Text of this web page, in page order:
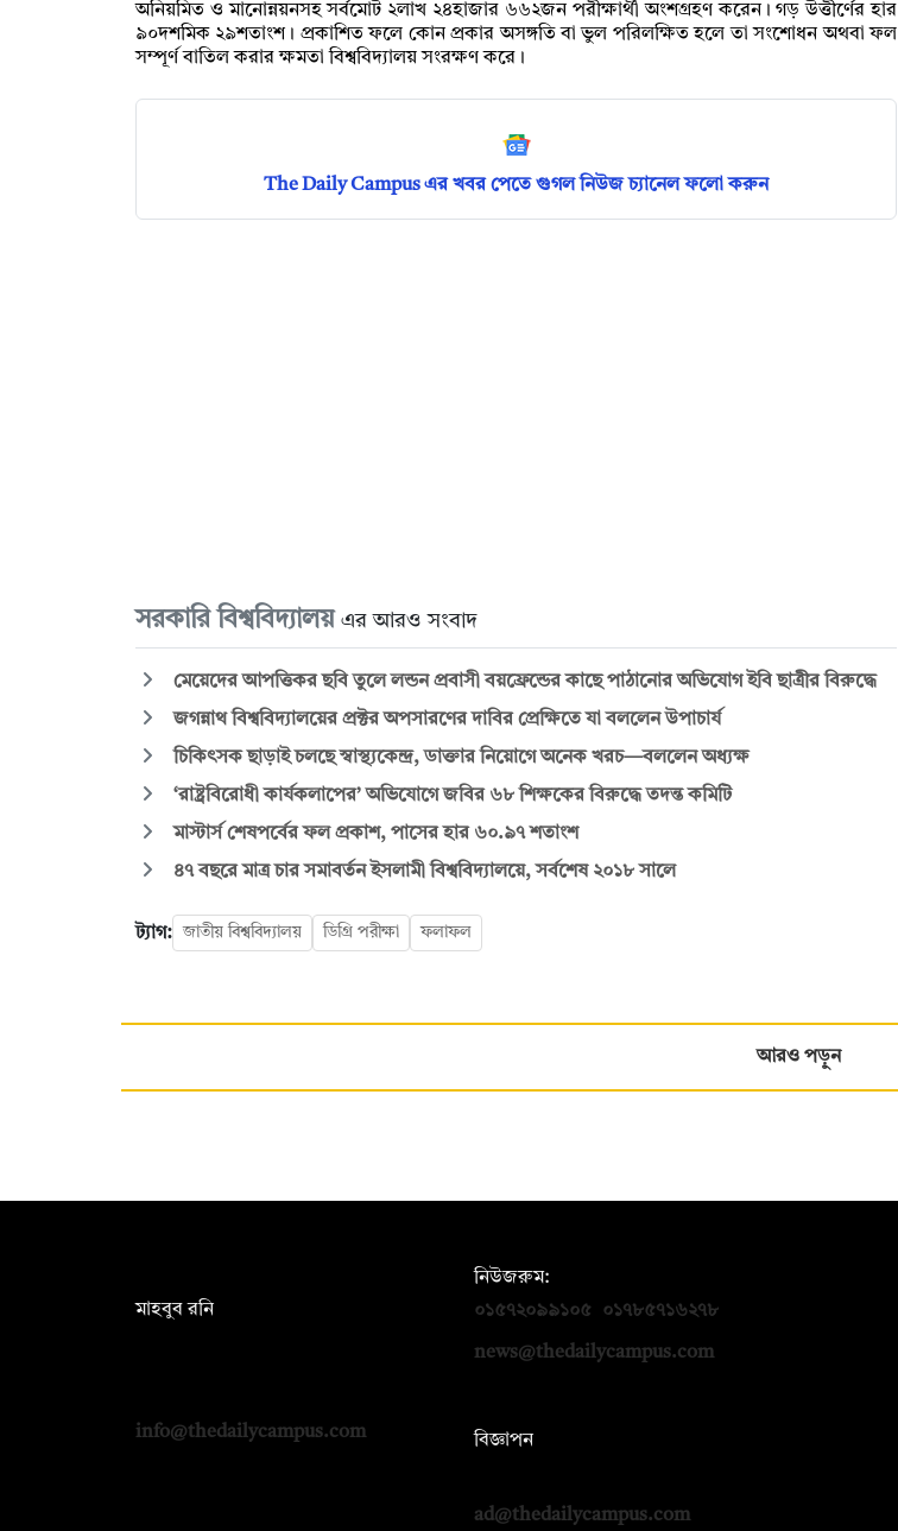
অনিয়মিত ও মানোন্নয়নসহ সর্বমোট ২লাখ ২৪হাজার ৬৬২জন পরীক্ষার্থী অংশগ্রহণ করেন। গড় উত্তীর্ণের হার
৯০দশমিক ২৯শতাংশ। প্রকাশিত ফলে কোন প্রকার অসঙ্গতি বা ভুল পরিলক্ষিত হলে তা সংশোধন অথবা ফল
সম্পূর্ণ বাতিল করার ক্ষমতা বিশ্ববিদ্যালয় সংরক্ষণ করে।
The Daily Campus এর খবর পেতে গুগল নিউজ চ্যানেল ফলো করুন
সরকারি বিশ্ববিদ্যালয় এর আরও সংবাদ
মেয়েদের আপত্তিকর ছবি তুলে লন্ডন প্রবাসী বয়ফ্রেন্ডের কাছে পাঠানোর অভিযোগ ইবি ছাত্রীর বিরুদ্ধে
জগন্নাথ বিশ্ববিদ্যালয়ের প্রক্টর অপসারণের দাবির প্রেক্ষিতে যা বললেন উপাচার্য
চিকিৎসক ছাড়াই চলছে স্বাস্থ্যকেন্দ্র, ডাক্তার নিয়োগে অনেক খরচ—বললেন অধ্যক্ষ
‘রাষ্ট্রবিরোধী কার্যকলাপের’ অভিযোগে জবির ৬৮ শিক্ষকের বিরুদ্ধে তদন্ত কমিটি
মাস্টার্স শেষপর্বের ফল প্রকাশ, পাসের হার ৬০.৯৭ শতাংশ
৪৭ বছরে মাত্র চার সমাবর্তন ইসলামী বিশ্ববিদ্যালয়ে, সর্বশেষ ২০১৮ সালে
ট্যাগ: জাতীয় বিশ্ববিদ্যালয় ডিগ্রি পরীক্ষা ফলাফল
আরও পড়ুন
মাহবুব রনি
info@thedailycampus.com
নিউজরুম:
০১৫৭২০৯৯১০৫
০১৭৮৫৭১৬২৭৮
news@thedailycampus.com
বিজ্ঞাপন
ad@thedailycampus.com